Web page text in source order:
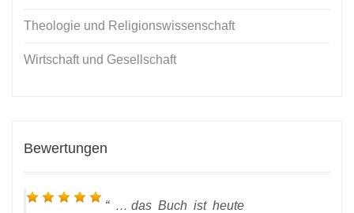
Theologie und Religionswissenschaft
Wirtschaft und Gesellschaft
Bewertungen
… das Buch ist heute